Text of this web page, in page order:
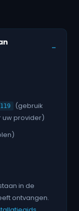
(gebruik
uw provider)
in de
ontvangen.